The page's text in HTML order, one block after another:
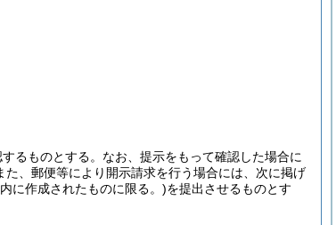
るものとする。なお、提示をもって確認した場合に
、郵便等により開示請求を行う場合には、次に掲げ
に作成されたものに限る。)を提出させるものとす